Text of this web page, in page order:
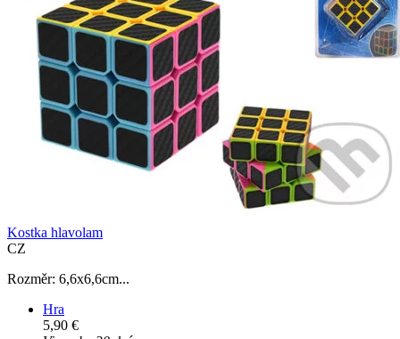
Kostka hlavolam
CZ
Rozměr: 6,6x6,6cm...
Hra
5,90 €